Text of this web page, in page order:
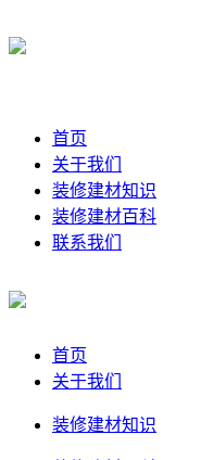
首页
关于我们
装修建材知识
装修建材百科
联系我们
首页
关于我们
装修建材知识